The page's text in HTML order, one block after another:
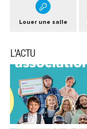
Louer une salle
L'ACTU